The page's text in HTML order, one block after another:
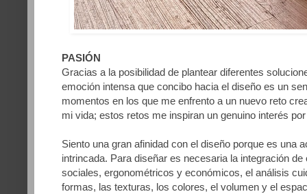
PASIÓN
Gracias a la posibilidad de plantear diferentes
emoción intensa que concibo hacia el diseño es un
momentos en los que me enfrento a un nuevo reto
mi vida; estos retos me inspiran un genuino interés
Siento una gran afinidad con el diseño porque es una
intrincada. Para diseñar es necesaria la integración
sociales, ergonométricos y económicos, el análisis
formas, las texturas, los colores, el volumen y el